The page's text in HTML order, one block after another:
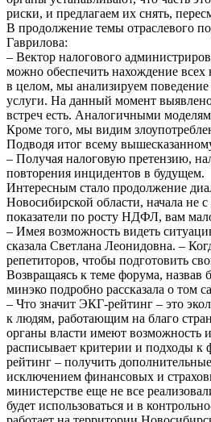
риски, и предлагаем их снять,
В продолжение темы отраслевого
Гаврилова:
– Вектор налогового
можно обеспечить нахождение
в целом, мы анализируем
услуги. На данный момент
встреч есть. Аналогичными
Кроме того, мы видим
Подводя итог всему
– Получая налоговую претензию,
повторения инцидентов в будущем.
Интересным стало продолжение
Новосибирской области, начала не
показатели по росту НДФЛ, вам
– Имея возможность видеть
сказала Светлана Леонидовна. –
репетиторов, чтобы подготовить
Возвращаясь к теме форума,
минэко подробно рассказала о
– Что значит ЭКГ-рейтинг – это
к людям, работающим на благо
органы власти имеют возможность
расписывает критерии и подходы
рейтинг – получить
исключением финансовых и
министерстве еще не все
будет использоваться и в